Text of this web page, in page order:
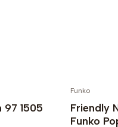
97 1505
Funko
Friendly
Funko